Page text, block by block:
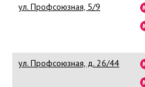
ул. Профсоюзная, 5/9
ул. Профсоюзная, д. 26/44